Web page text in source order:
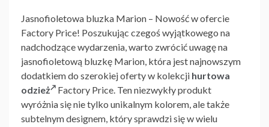
Jasnofioletowa bluzka Marion – Nowość w ofercie
Factory Price! Poszukując czegoś wyjątkowego na
nadchodzące wydarzenia, warto zwrócić uwagę na
jasnofioletową bluzkę Marion, która jest najnowszym
dodatkiem do szerokiej oferty w kolekcji hurtowa
odzież
Factory Price. Ten niezwykły produkt
wyróżnia się nie tylko unikalnym kolorem, ale także
subtelnym designem, który sprawdzi się w wielu